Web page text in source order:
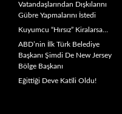
Vatandaşlarından Dışkılarını
Gübre Yapmalarını İstedi
Kuyumcu “Hırsız” Kiralarsa…
ABD’nin İlk Türk Belediye
Başkanı Şimdi De New Jersey
Bölge Başkanı
Eğittiği Deve Katili Oldu!